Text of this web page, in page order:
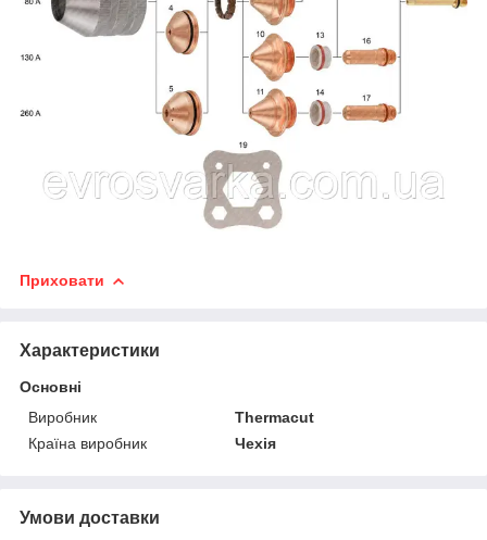
Приховати
Характеристики
Основні
Виробник
Thermacut
Країна виробник
Чехія
Умови доставки